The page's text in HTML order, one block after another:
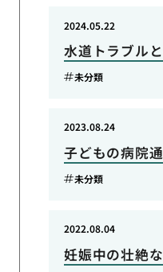
水道トラブル
2024.05.22
未分類
子どもの病院
2023.08.24
未分類
妊娠中の壮絶
2022.08.04